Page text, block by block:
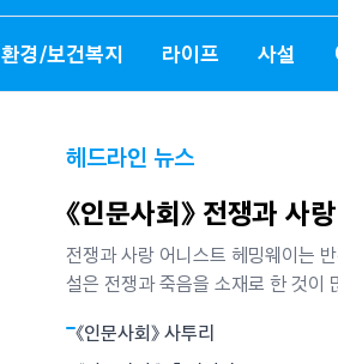
환경/보건복지 라이프 사설
헤드라인 뉴스
《인문사회》 전쟁과 사랑
전쟁과 사랑 어니스트 헤밍웨이는
설은 전쟁과 죽음을 소재로 한 것이
지언정 결코 굴복하지 않는다는 철
《인문사회》 사투리